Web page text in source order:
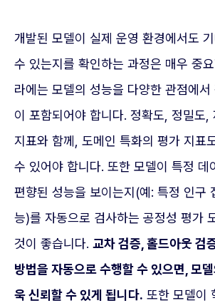
개발된 모델이 실제 운영 환경에서도
수 있는지를 확인하는 과정은 매우 중
라에는 모델의 성능을 다양한 관점에서
이 포함되어야 합니다. 정확도, 정밀도,
지표와 함께, 도메인 특화의 평가 지표
수 있어야 합니다. 또한 모델이 특정 데
편향된 성능을 보이는지(예: 특정 인구
능)를 자동으로 검사하는 공정성 평가
것이 좋습니다. 교차 검증, 홀드아웃 검
방법을 자동으로 수행할 수 있으면, 모
욱 신뢰할 수 있게 됩니다. 또한 모델이